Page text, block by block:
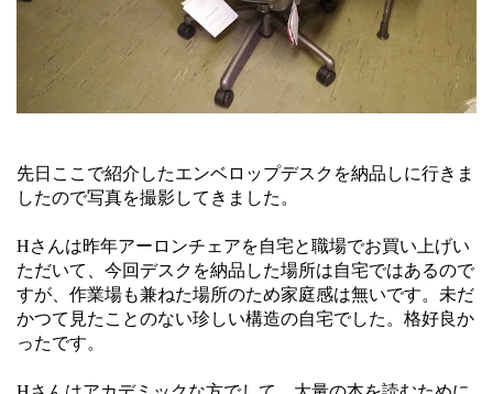
先日ここで紹介したエンベロップデスクを納品しに行きま
したので写真を撮影してきました。
Hさんは昨年アーロンチェアを自宅と職場でお買い上げい
ただいて、今回デスクを納品した場所は自宅ではあるので
すが、作業場も兼ねた場所のため家庭感は無いです。未だ
かつて見たことのない珍しい構造の自宅でした。格好良か
ったです。